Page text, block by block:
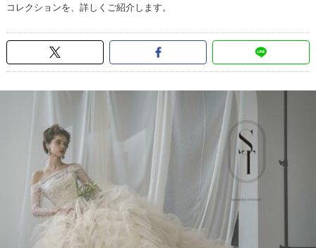
コレクションを、詳しくご紹介します。